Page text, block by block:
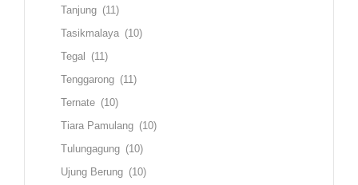
Tanjung (11)
Tasikmalaya (10)
Tegal (11)
Tenggarong (11)
Ternate (10)
Tiara Pamulang (10)
Tulungagung (10)
Ujung Berung (10)